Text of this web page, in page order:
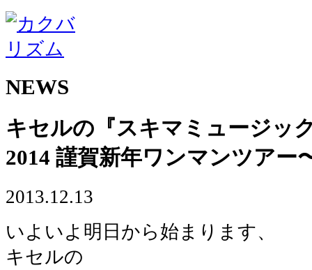
NEWS
キセルの『スキマミュージッ
2014 謹賀新年ワンマンツアー
2013.12.13
いよいよ明日から始まります、
キセルの